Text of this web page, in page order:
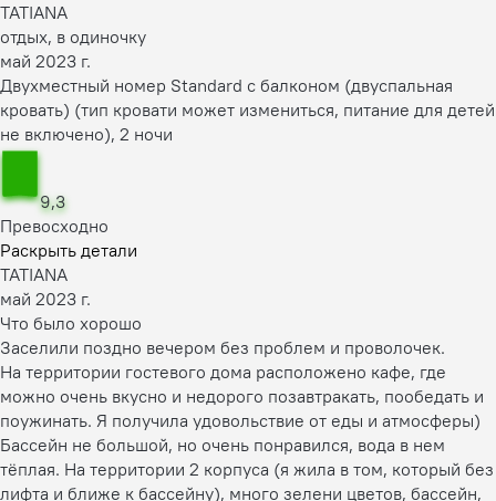
TATIANA
отдых, в одиночку
май 2023 г.
Двухместный номер Standard с балконом (двуспальная
кровать) (тип кровати может измениться, питание для детей
не включено), 2 ночи
9,3
Превосходно
Раскрыть детали
TATIANA
май 2023 г.
Что было хорошо
Заселили поздно вечером без проблем и проволочек.
На территории гостевого дома расположено кафе, где
можно очень вкусно и недорого позавтракать, пообедать и
поужинать. Я получила удовольствие от еды и атмосферы)
Бассейн не большой, но очень понравился, вода в нем
тёплая. На территории 2 корпуса (я жила в том, который без
лифта и ближе к бассейну), много зелени цветов, бассейн,